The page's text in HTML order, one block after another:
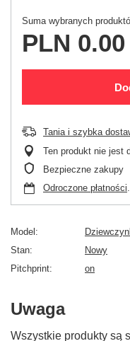
Suma wybranych
PLN 0.00
Tania i szybka
Ten produkt nie jest
Bezpieczne zakupy
Odroczone płatności
Model
Stan
Nowy
Pitchprint
on
Uwaga
Wszystkie produkty są